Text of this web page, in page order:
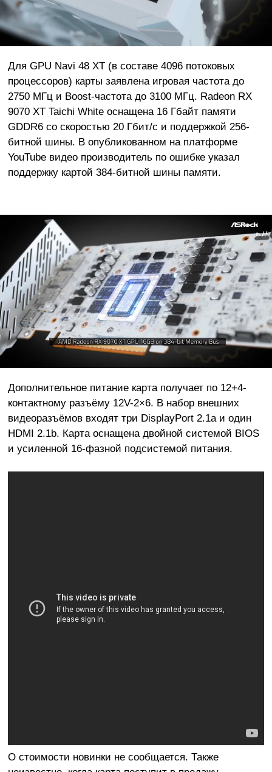
Для GPU Navi 48 XT (в составе 4096 потоковых
процессоров) карты заявлена игровая частота до
2750 МГц и Boost-частота до 3100 МГц. Radeon RX
9070 XT Taichi White оснащена 16 Гбайт памяти
GDDR6 со скоростью 20 Гбит/с и поддержкой 256-
битной шины. В опубликованном на платформе
YouTube видео производитель по ошибке указал
поддержку картой 384-битной шины памяти.
Дополнительное питание карта получает по 12+4-
контактному разъёму 12V-2×6. В набор внешних
видеоразъёмов входят три DisplayPort 2.1a и один
HDMI 2.1b. Карта оснащена двойной системой BIOS
и усиленной 16-фазной подсистемой питания.
О стоимости новинки не сообщается. Также